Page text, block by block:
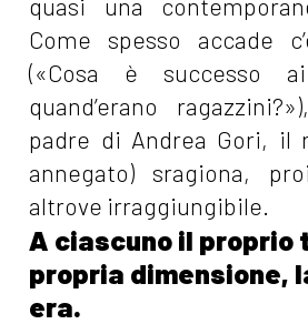
quasi una
Come spesso accade
(«Cosa è successo
quand’erano
padre di Andrea Gori, il
annegato) sragiona,
altrove irraggiungibile.
A ciascuno il proprio
propria dimensione,
era.